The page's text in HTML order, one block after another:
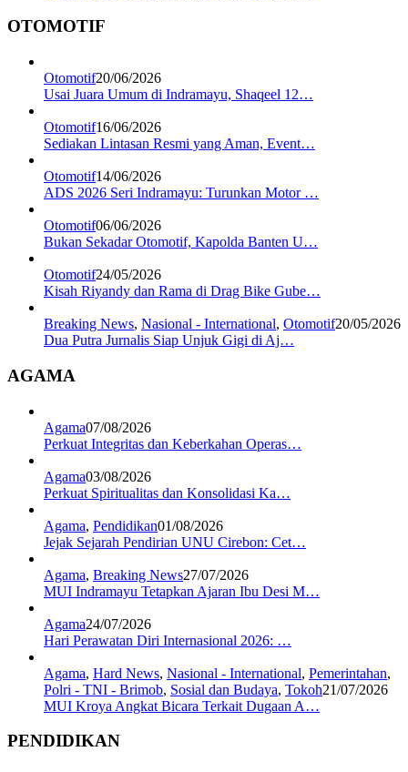
OTOMOTIF
Otomotif20/06/2026
Usai Juara Umum di Indramayu, Shaqeel 12…
Otomotif16/06/2026
Sediakan Lintasan Resmi yang Aman, Event…
Otomotif14/06/2026
ADS 2026 Seri Indramayu: Turunkan Motor …
Otomotif06/06/2026
Bukan Sekadar Otomotif, Kapolda Banten U…
Otomotif24/05/2026
Kisah Riyandy dan Rama di Drag Bike Gube…
Breaking News, Nasional - International, Otomotif20/05/2026
Dua Putra Jurnalis Siap Unjuk Gigi di Aj…
AGAMA
Agama07/08/2026
Perkuat Integritas dan Keberkahan Operas…
Agama03/08/2026
Perkuat Spiritualitas dan Konsolidasi Ka…
Agama, Pendidikan01/08/2026
Jejak Sejarah Pendirian UNU Cirebon: Cet…
Agama, Breaking News27/07/2026
MUI Indramayu Tetapkan Ajaran Ibu Desi M…
Agama24/07/2026
Hari Perawatan Diri Internasional 2026: …
Agama, Hard News, Nasional - International, Pemerintahan,
Polri - TNI - Brimob, Sosial dan Budaya, Tokoh21/07/2026
MUI Kroya Angkat Bicara Terkait Dugaan A…
PENDIDIKAN